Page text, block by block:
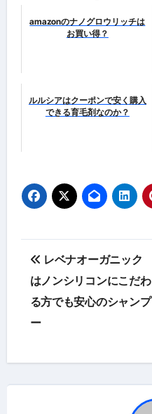
amazonのナノグロウリッチは
お買い得？
ルルシアはクーポンで安く購入
できる育毛剤なのか？
投
稿
ナ
ゲ
レベナオーガニック
はノンシリコンにこだわ
る方でも安心のシャンプ
ー